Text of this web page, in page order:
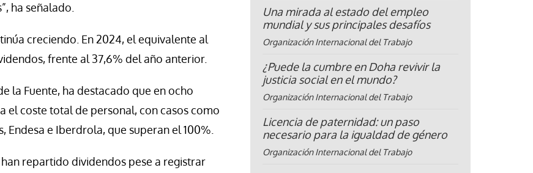
ha señalado.
creciendo. En 2024, el equivalente al
frente al 37,6% del año anterior.
la Fuente, ha destacado que en ocho
el coste total de personal, con casos como
Endesa e Iberdrola, que superan el 100%.
repartido dividendos pese a registrar
Una mirada al estado del empleo
mundial y sus principales desafíos
Organización Internacional del Trabajo
¿Puede la cumbre en Doha revivir la
justicia social en el mundo?
Organización Internacional del Trabajo
Licencia de paternidad: un paso
necesario para la igualdad de género
Organización Internacional del Trabajo